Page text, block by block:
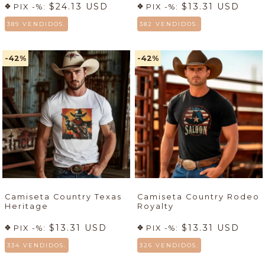
PIX -%: $24.13 USD
389 VENDIDOS.
PIX -%: $13.31 USD
382 VENDIDOS.
-42%
Camiseta Country Texas
Heritage
PIX -%: $13.31 USD
334 VENDIDOS.
-42%
Camiseta Country Rodeo
Royalty
PIX -%: $13.31 USD
326 VENDIDOS.